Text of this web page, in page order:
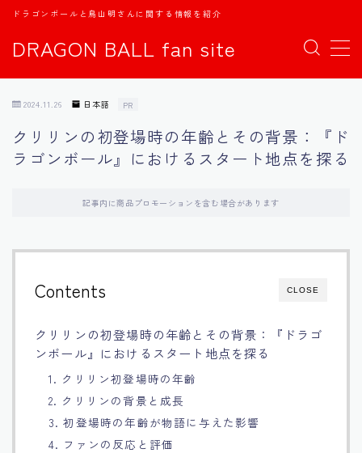
DRAGON BALL fan site
ドラゴンボールと鳥山明さんに関する情報を紹介
MENU
日本語
中文
Español
اللغة العربية
Français
Bahasa Indonesia
2024.11.26 日本語 PR
クリリンの初登場時の年齢とその背景：『ド
ラゴンボール』におけるスタート地点を探る
記事内に商品プロモーションを含む場合があります
CLOSE
Contents
クリリンの初登場時の年齢とその背景：『ドラゴ
ンボール』におけるスタート地点を探る
1. クリリン初登場時の年齢
2. クリリンの背景と成長
3. 初登場時の年齢が物語に与えた影響
4. ファンの反応と評価